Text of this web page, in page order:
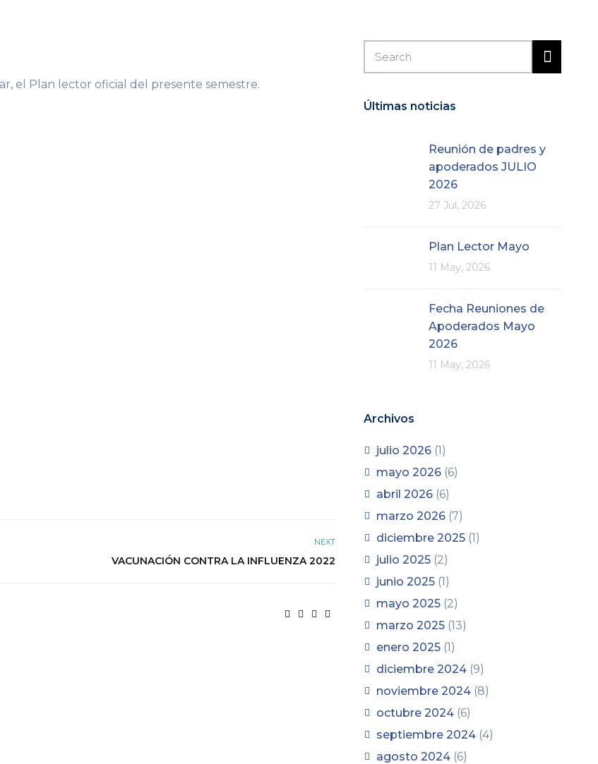
el Plan lector oficial del presente semestre.
NEXT
VACUNACIÓN CONTRA LA INFLUENZA 2022
Últimas noticias
Reunión de padres y
apoderados JULIO
2026
27 Jul, 2026
Plan Lector Mayo
11 May, 2026
Fecha Reuniones de
Apoderados Mayo
2026
11 May, 2026
Archivos
julio 2026 (1)
mayo 2026 (6)
abril 2026 (6)
marzo 2026 (7)
diciembre 2025 (1)
julio 2025 (2)
junio 2025 (1)
mayo 2025 (2)
marzo 2025 (13)
enero 2025 (1)
diciembre 2024 (9)
noviembre 2024 (8)
octubre 2024 (6)
septiembre 2024 (4)
agosto 2024 (6)